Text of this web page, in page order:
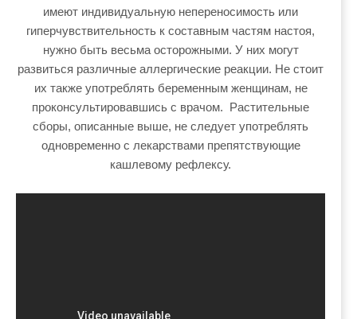
имеют индивидуальную непереносимость или
гиперчувствительность к составным частям настоя,
нужно быть весьма осторожными. У них могут
развиться различные аллергические реакции. Не стоит
их также употреблять беременным женщинам, не
проконсультировавшись с врачом. Растительные
сборы, описанные выше, не следует употреблять
одновременно с лекарствами препятствующие
кашлевому рефлексу.